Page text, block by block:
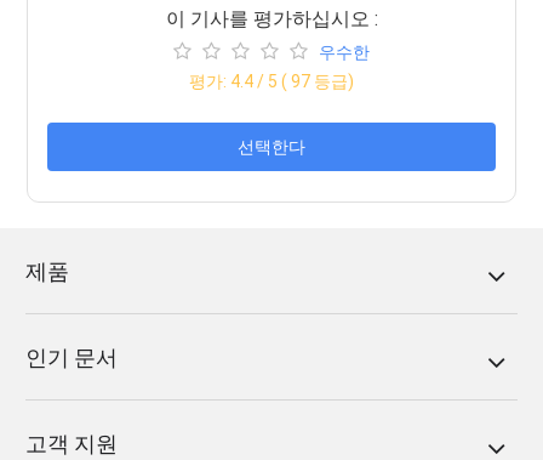
이 기사를 평가하십시오 :
우수한
평가: 4.4/ 5 ( 97 등급)
선택한다
제품
인기 문서
고객 지원